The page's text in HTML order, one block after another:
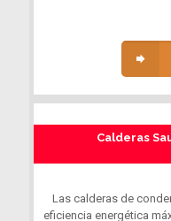
Calderas
Las calderas de
eficiencia energética